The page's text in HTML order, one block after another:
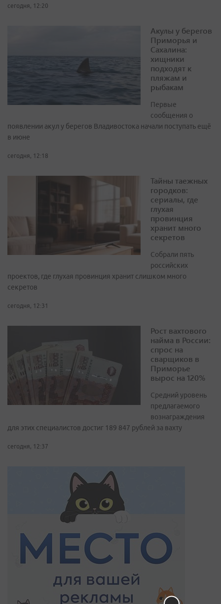
сегодня, 12:20
Акулы у берегов
Приморья и
Сахалина:
хищники
подходят к
пляжам и
рыбакам
Первые
сообщения о
появлении акул у берегов Владивостока начали поступать ещё
в июне
сегодня, 12:18
Тайны таежных
городков:
сериалы, где
глухая
провинция
хранит много
секретов
Собрали пять
российских
проектов, где глухая провинция хранит слишком много
секретов
сегодня, 12:31
Рост вахтового
найма в России:
спрос на
сварщиков в
Приморье
вырос на 120%
Средний уровень
предлагаемого
вознаграждения
для этих специалистов достиг 189 847 рублей за вахту
сегодня, 12:37